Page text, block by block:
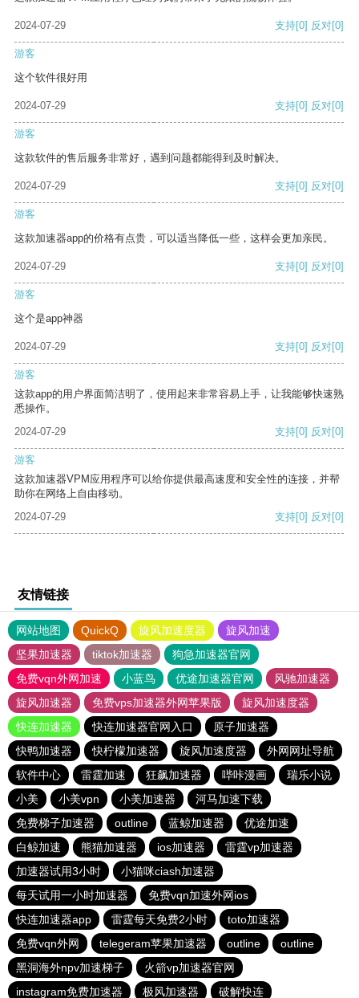
2024-07-29 支持[0] 反对[0]
游客
这个软件很好用
2024-07-29 支持[0] 反对[0]
游客
这款软件的售后服务非常好，遇到问题都能得到及时解决。
2024-07-29 支持[0] 反对[0]
游客
这款加速器app的价格有点贵，可以适当降低一些，这样会更加亲民。
2024-07-29 支持[0] 反对[0]
游客
这个是app神器
2024-07-29 支持[0] 反对[0]
游客
这款app的用户界面简洁明了，使用起来非常容易上手，让我能够快速熟
悉操作。
2024-07-29
支持[0] 反对[0]
游客
这款加速器VPM应用程序可以给你提供最高速度和安全性的连接，并帮
助你在网络上自由移动。
2024-07-29
支持[0] 反对[0]
友情链接
网站地图 QuickQ 旋风加速度器
旋风加速
坚果加速器
tiktok加速器
狗急加速器官网
免费vqn外网加速
小蓝鸟 优途加速器官网
风驰加速器
旋风加速器
免费vps加速器外网苹果版
旋风加速度器
快连加速器
快连加速器官网入口
原子加速器
快鸭加速器
快柠檬加速器 旋风加速度器
外网网址导航
软件中心
雷霆加速 狂飙加速器 哔咔漫画
瑞乐小说
小美
小美vpn 小美加速器
河马加速下载
免费梯子加速器
outline 蓝鲸加速器
优途加速
白鲸加速
熊猫加速器 ios加速器
雷霆vp加速器
加速器试用3小时
小猫咪ciash加速器
每天试用一小时加速器
免费vqn加速外网ios
快连加速器app
雷霆每天免费2小时
toto加速器
免费vqn外网
telegeram苹果加速器 outline
outline
黑洞海外npv加速梯子
火箭vp加速器官网
instagram免费加速器
极风加速器 破解快连